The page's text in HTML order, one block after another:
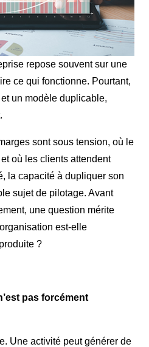
repose souvent sur une
ce qui fonctionne. Pourtant,
un modèle duplicable,
sont sous tension, où le
où les clients attendent
la capacité à dupliquer son
sujet de pilotage. Avant
une question mérite
est-elle
?
pas forcément
Une activité peut générer de